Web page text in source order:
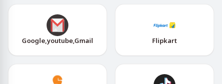
Google,youtube,Gmail Flipkart